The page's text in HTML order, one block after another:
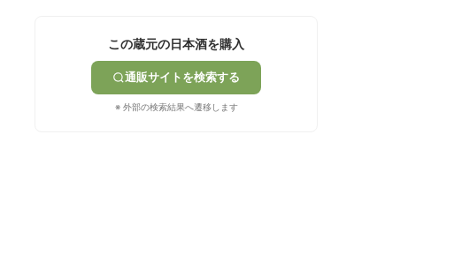
この蔵元の日本酒を購入
通販サイトを検索する
※ 外部の検索結果へ遷移します